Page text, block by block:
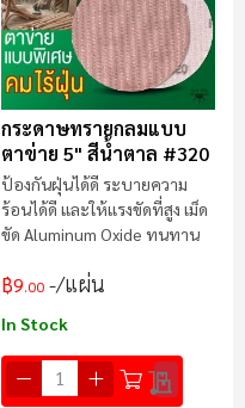
กระดาษทรายกลมแบบ
ตาข่าย 5" สีน้ำตาล #320
ป้องกันฝุ่นได้ดี ระบายความ
ร้อนได้ดี และให้แรงขัดที่สูง เม็ด
ขัด Aluminum Oxide ทนทาน
฿9.00 /แผ่น
In Stock